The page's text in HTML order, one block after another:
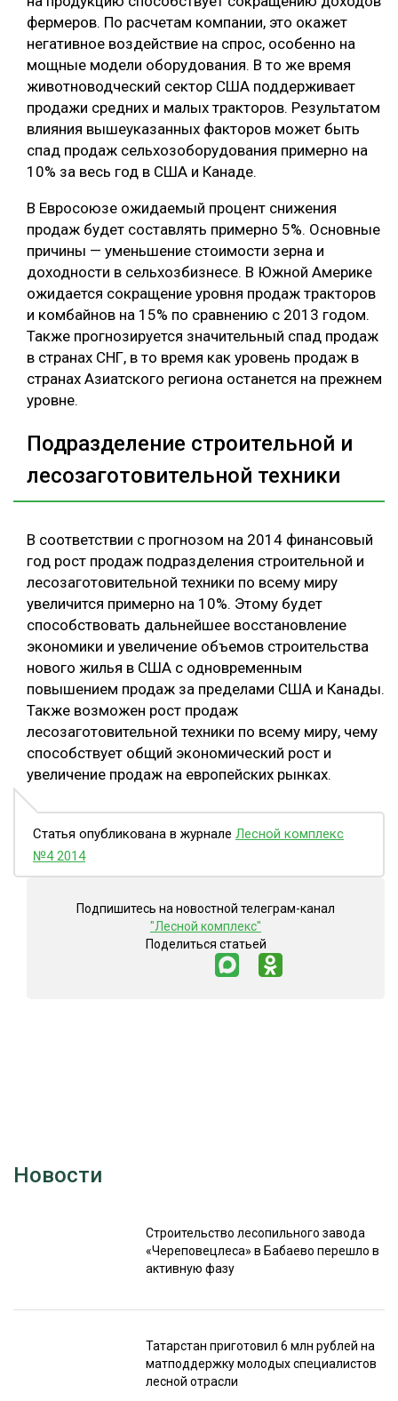
фермеров. По расчетам компании, это окажет
негативное воздействие на спрос, особенно на
мощные модели оборудования. В то же время
животноводческий сектор США поддерживает
продажи средних и малых тракторов. Результатом
влияния вышеуказанных факторов может быть
спад продаж сельхозоборудования примерно на
10% за весь год в США и Канаде.
В Евросоюзе ожидаемый процент снижения
продаж будет составлять примерно 5%. Основные
причины — уменьшение стоимости зерна и
доходности в сельхозбизнесе. В Южной Америке
ожидается сокращение уровня продаж тракторов
и комбайнов на 15% по сравнению с 2013 годом.
Также прогнозируется значительный спад продаж
в странах СНГ, в то время как уровень продаж в
странах Азиатского региона останется на прежнем
уровне.
Подразделение строительной и
лесозаготовительной техники
В соответствии с прогнозом на 2014 финансовый
год рост продаж подразделения строительной и
лесозаготовительной техники по всему миру
увеличится примерно на 10%. Этому будет
способствовать дальнейшее восстановление
экономики и увеличение объемов строительства
нового жилья в США с одновременным
повышением продаж за пределами США и Канады.
Также возможен рост продаж
лесозаготовительной техники по всему миру, чему
способствует общий экономический рост и
увеличение продаж на европейских рынках.
Статья опубликована в журнале Лесной комплекс
№4 2014
Подпишитесь на новостной телеграм-канал
"Лесной комплекс"
Поделиться статьей
Новости
Строительство лесопильного завода
«Череповецлеса» в Бабаево перешло в
активную фазу
Татарстан приготовил 6 млн рублей на
матподдержку молодых специалистов
лесной отрасли